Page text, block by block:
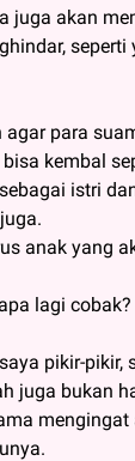
juga akan
para
kembal
istri
anak yang
lagi
pikir-pikir,
juga bukan